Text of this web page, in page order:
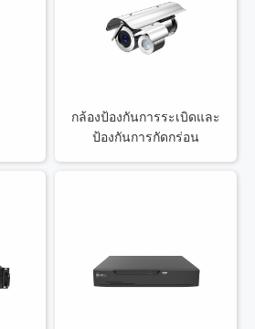
กล้องป้องกันการระเบิดและ
ป้องกันการกัดกร่อน